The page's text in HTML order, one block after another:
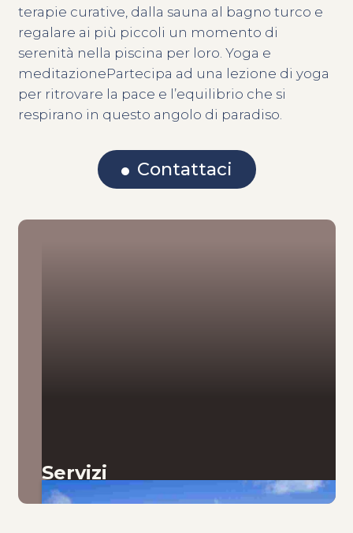
terapie curative, dalla sauna al bagno turco e
regalare ai più piccoli un momento di
serenità nella piscina per loro. Yoga e
meditazionePartecipa ad una lezione di yoga
per ritrovare la pace e l’equilibrio che si
respirano in questo angolo di paradiso.
Contattaci
Servizi